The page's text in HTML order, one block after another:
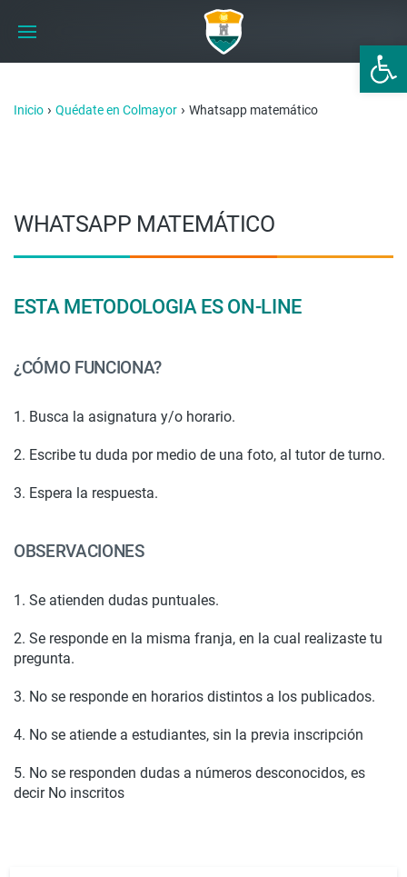
Abrir
Inicio › Quédate en Colmayor › Whatsapp matemático
WHATSAPP MATEMÁTICO
ESTA METODOLOGIA ES ON-LINE
¿CÓMO FUNCIONA?
1. Busca la asignatura y/o horario.
2. Escribe tu duda por medio de una foto, al tutor de turno.
3. Espera la respuesta.
OBSERVACIONES
1. Se atienden dudas puntuales.
2. Se responde en la misma franja, en la cual realizaste tu
pregunta.
3. No se responde en horarios distintos a los publicados.
4. No se atiende a estudiantes, sin la previa inscripción
5. No se responden dudas a números desconocidos, es
decir No inscritos